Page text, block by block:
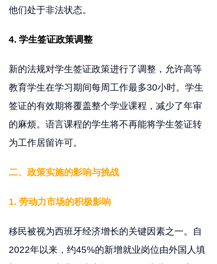
他们处于非法状态。
4. 学生签证政策调整
新的法规对学生签证政策进行了调整，允许高等
教育学生在学习期间每周工作最多30小时。学生
签证的有效期将覆盖整个学业课程，减少了年审
的麻烦。语言课程的学生将不再能将学生签证转
为工作居留许可。
二、政策实施的影响与挑战
1. 劳动力市场的积极影响
移民被视为西班牙经济增长的关键因素之一。自
2022年以来，约45%的新增就业岗位由外国人填